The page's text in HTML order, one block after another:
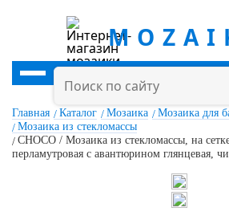
Главная Каталог Мозаика
Мозаика для
Мозаика из стекломассы
CHOCO / Мозаика из стекломассы, на
перламутровая с авантюрином глянцевая,